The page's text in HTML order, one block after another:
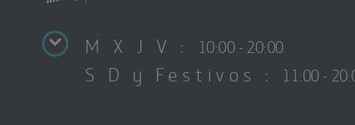
M X J V : 10:00 - 20:00
S D y Festivos : 11:00 -